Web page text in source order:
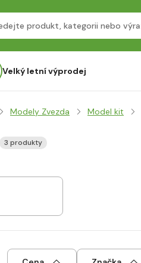
Velký letní výprodej
Modely Zvezda Model kit
3 produkty